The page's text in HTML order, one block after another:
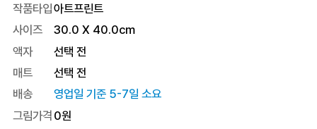
작품타입아트프린트
사이즈
30.0 X 40.0cm
액자
선택 전
매트
선택 전
배송
영업일 기준 5-7일 소요
그림가격 0원